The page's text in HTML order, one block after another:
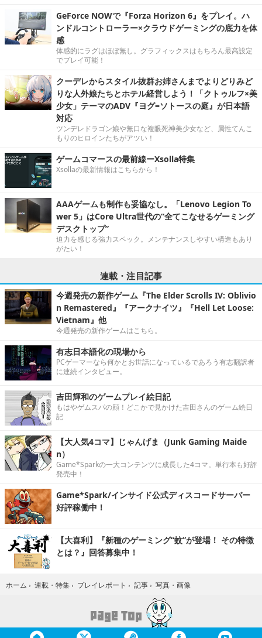
GeForce NOWで『Forza Horizon 6』をプレイ。ハ
ンドルコントローラー×クラウドゲーミングの底力を体
感
体感的にラグはほぼ無し。グラフィックスはもちろん最高設定
でプレイ可能！
クーデレからスタイル抜群お姉さんまでよりどりみど
りな人外娘たちとホテル経営しよう！「クトゥルフ×美
少女」テーマのADV『ヨグ=ソトースの庭』が日本語
対応
ツンデレドラゴン娘や無口な複眼死神美少女など、属性てんこ
もりのヒロインたちがアツい！
ゲームコマースの最前線ーXsolla特集
Xsollaの最新情報はこちらから！
AAAゲームも制作も妥協なし。「Lenovo Legion To
wer 5」はCore Ultra世代の“全てこなせるゲーミング
デスクトップ”
迫力を感じる強力スペック。メンテナンスしやすい構造もあり
がたい！
連載・注目記事
今週発売の新作ゲーム『The Elder Scrolls IV: Oblivio
n Remastered』『アークナイツ』『Hell Let Loose:
Vietnam』他
今週発売の新作ゲームはこちら。
有志日本語化の現場から
PCゲーマーなら何かとお世話になっているであろう有志翻訳者
に連続インタビュー。
吉田輝和のゲームプレイ絵日記
もはやゲムスパの顔！どこかで見かけた吉田さんのゲーム絵日
記
【大人気4コマ】じゃんげま（Junk Gaming Maide
n）
Game*Sparkの一大コンテンツに成長した4コマ。単行本も好評
発売中！
Game*Spark/インサイド公式ディスコードサーバー
好評稼働中！
【大喜利】『新種のゲーミング“蚊”が登場！ その特徴
とは？』回答募集中！
ホーム › 連載・特集 › プレイレポート › 記事 › 写真・画像